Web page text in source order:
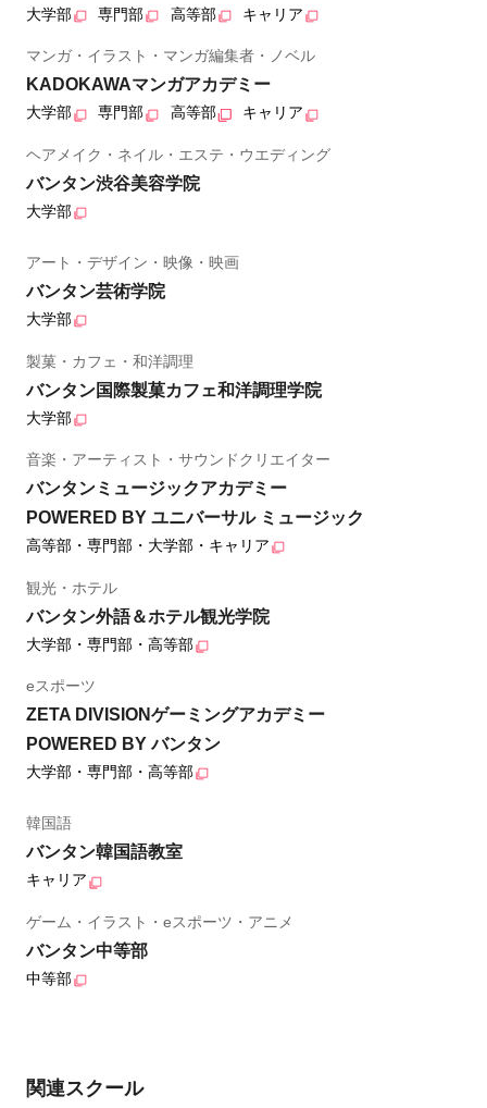
大学部 専門部 高等部 キャリア
マンガ・イラスト・マンガ編集者・ノベル
KADOKAWAマンガアカデミー
大学部 専門部 高等部 キャリア
ヘアメイク・ネイル・エステ・ウエディング
バンタン渋谷美容学院
大学部
アート・デザイン・映像・映画
バンタン芸術学院
大学部
製菓・カフェ・和洋調理
バンタン国際製菓カフェ和洋調理学院
大学部
音楽・アーティスト・サウンドクリエイター
バンタンミュージックアカデミー
POWERED BY ユニバーサル ミュージック
高等部・専門部・大学部・キャリア
観光・ホテル
バンタン外語＆ホテル観光学院
大学部・専門部・高等部
eスポーツ
ZETA DIVISIONゲーミングアカデミー
POWERED BY バンタン
大学部・専門部・高等部
韓国語
バンタン韓国語教室
キャリア
ゲーム・イラスト・eスポーツ・アニメ
バンタン中等部
中等部
関連スクール